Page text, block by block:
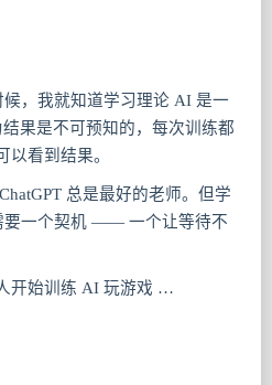
，我就知道学习理论 AI 是一
果是不可预知的，每次训练都
以看到结果。
总是最好的老师。但学
要一个契机 —— 一个让等待不
开始训练 AI 玩游戏 …